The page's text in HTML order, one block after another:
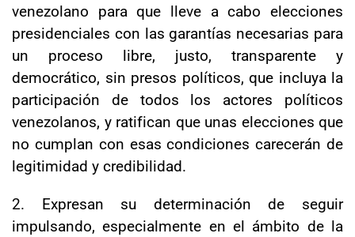
venezolano para que lleve a cabo elecciones
presidenciales con las garantías necesarias para
un proceso libre, justo, transparente y
democrático, sin presos políticos, que incluya la
participación de todos los actores políticos
venezolanos, y ratifican que unas elecciones que
no cumplan con esas condiciones carecerán de
legitimidad y credibilidad.
2. Expresan su determinación de seguir
impulsando, especialmente en el ámbito de la